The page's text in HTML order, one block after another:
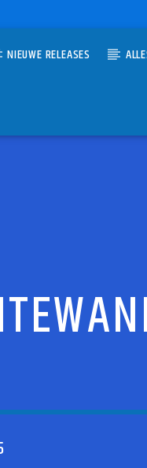
NIEUWE RELEASES